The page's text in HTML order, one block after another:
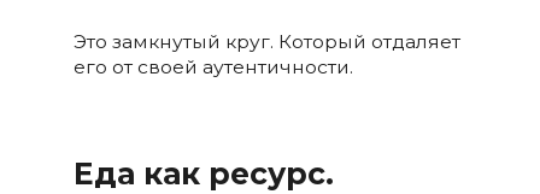
Это замкнутый круг. Который отдаляет
его от своей аутентичности.
Еда как ресурс.